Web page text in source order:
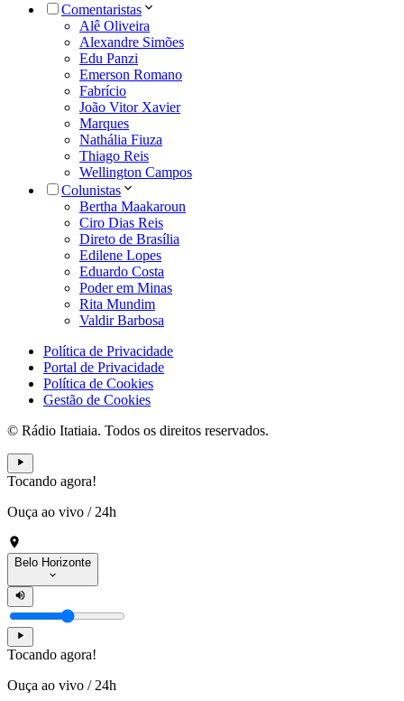
Comentaristas
Alê Oliveira
Alexandre Simões
Edu Panzi
Emerson Romano
Fabrício
João Vitor Xavier
Marques
Nathália Fiuza
Thiago Reis
Wellington Campos
Colunistas
Bertha Maakaroun
Ciro Dias Reis
Direto de Brasília
Edilene Lopes
Eduardo Costa
Poder em Minas
Rita Mundim
Valdir Barbosa
Política de Privacidade
Portal de Privacidade
Política de Cookies
Gestão de Cookies
© Rádio Itatiaia. Todos os direitos reservados.
Tocando agora!
Ouça ao vivo / 24h
Belo Horizonte
Tocando agora!
Ouça ao vivo / 24h